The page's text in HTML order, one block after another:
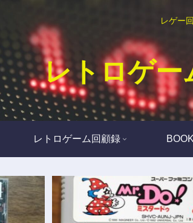
レゲー
レトロゲー
レトロゲーム回顧録